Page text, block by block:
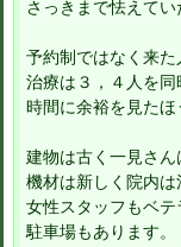
さっきまで怯えて
予約制ではなく来た
治療は３，４人を
時間に余裕を見たほ
建物は古く一見さ
機材は新しく院内は
女性スタッフもベテ
駐車場もあります。